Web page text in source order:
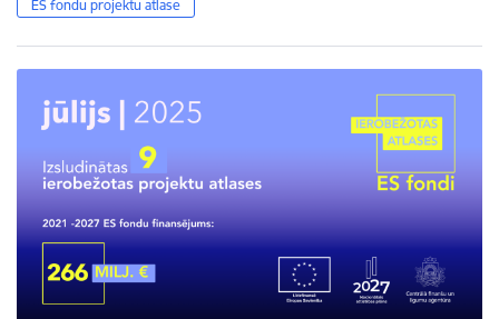
ES fondu projektu atlase